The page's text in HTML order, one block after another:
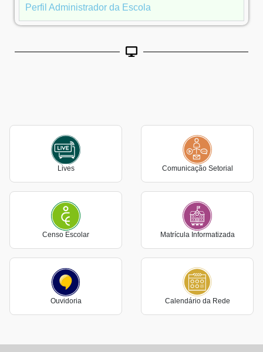
Perfil Administrador da Escola
Lives Comunicação Setorial
Censo Escolar Matrícula Informatizada
Ouvidoria Calendário da Rede